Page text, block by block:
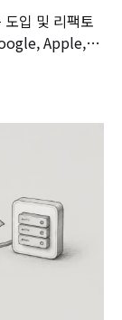
입 및 리팩토
Apple,
와 연결하는
점에서는 외부